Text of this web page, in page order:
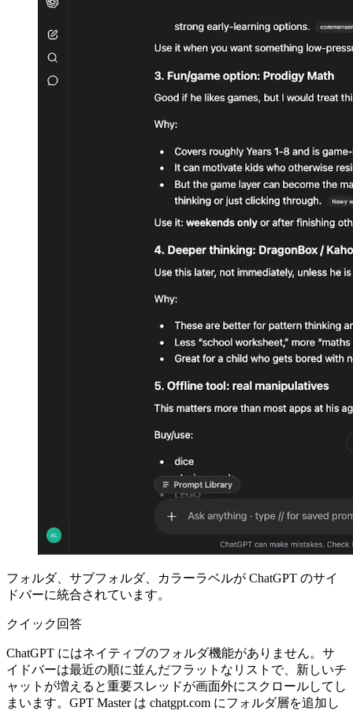
フォルダ、サブフォルダ、カラーラベルが ChatGPT のサイ
ドバーに統合されています。
クイック回答
ChatGPT にはネイティブのフォルダ機能がありません。サ
イドバーは最近の順に並んだフラットなリストで、新しいチ
ャットが増えると重要スレッドが画面外にスクロールしてし
まいます。GPT Master は chatgpt.com にフォルダ層を追加し